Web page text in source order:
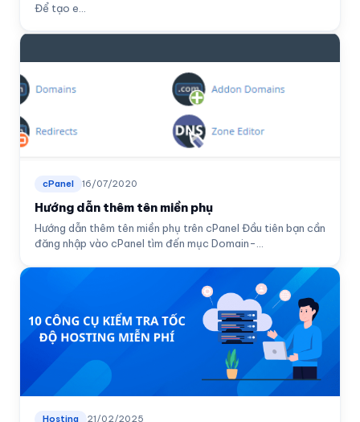
Để tạo e...
cPanel 16/07/2020
Hướng dẫn thêm tên miền phụ
Hướng dẫn thêm tên miền phụ trên cPanel Đầu tiên bạn cần
đăng nhập vào cPanel tìm đến mục Domain-...
Hosting 21/02/2025